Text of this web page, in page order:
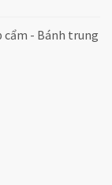
cẩm - Bánh trung